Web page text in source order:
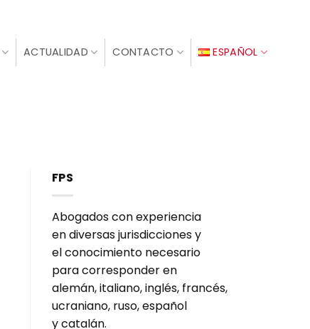
ACTUALIDAD CONTACTO ESPAÑOL
FPS
Abogados con experiencia
en diversas jurisdicciones y
el conocimiento necesario
para corresponder en
alemán, italiano, inglés, francés,
ucraniano, ruso, español
y catalán.